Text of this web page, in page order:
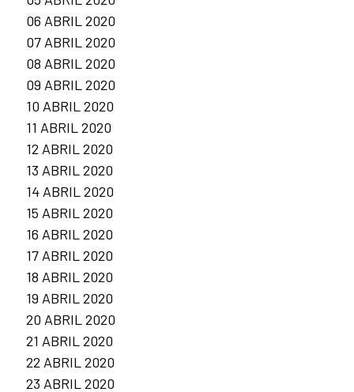
06 ABRIL 2020
07 ABRIL 2020
08 ABRIL 2020
09 ABRIL 2020
10 ABRIL 2020
11 ABRIL 2020
12 ABRIL 2020
13 ABRIL 2020
14 ABRIL 2020
15 ABRIL 2020
16 ABRIL 2020
17 ABRIL 2020
18 ABRIL 2020
19 ABRIL 2020
20 ABRIL 2020
21 ABRIL 2020
22 ABRIL 2020
23 ABRIL 2020